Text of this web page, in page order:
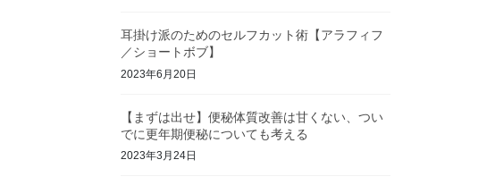
耳掛け派のためのセルフカット術【アラフィフ
／ショートボブ】
2023年6月20日
【まずは出せ】便秘体質改善は甘くない、つい
でに更年期便秘についても考える
2023年3月24日